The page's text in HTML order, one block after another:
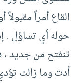
القاع أمراً
حوله أي تساؤل .
تنفتح من جديد ،
أدت وما زالت